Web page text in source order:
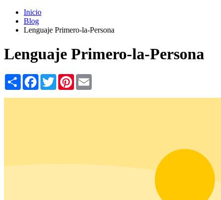
Inicio
Blog
Lenguaje Primero-la-Persona
Lenguaje Primero-la-Persona
Share Facebook
TwitterPinterest